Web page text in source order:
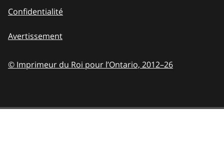
Confidentialité
Avertissement
© Imprimeur du Roi pour l’Ontario, 2012–26